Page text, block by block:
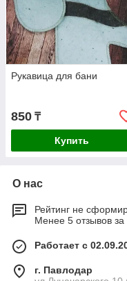
Рукавица для бани
850 ₸
Купить
О нас
Рейтинг не
Менее 5 отзывов за
Работает с
г. Павлодар